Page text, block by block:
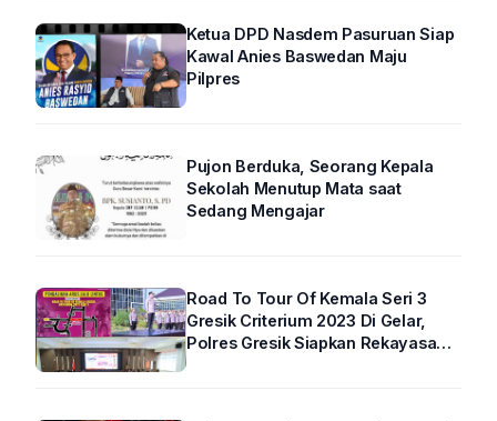
Ketua DPD Nasdem Pasuruan Siap
Kawal Anies Baswedan Maju
Pilpres
Pujon Berduka, Seorang Kepala
Sekolah Menutup Mata saat
Sedang Mengajar
Road To Tour Of Kemala Seri 3
Gresik Criterium 2023 Di Gelar,
Polres Gresik Siapkan Rekayasa